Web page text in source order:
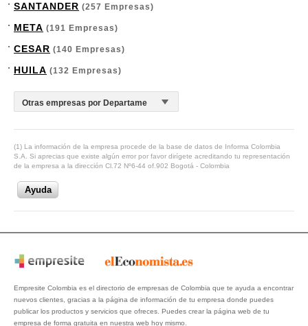
SANTANDER (257 Empresas)
META (191 Empresas)
CESAR (140 Empresas)
HUILA (132 Empresas)
(1) La información de la empresa procede de la base de datos de Informa Colombia
S.A. Si aprecias que existe algún error por favor dirígete acreditando tu representación
de la empresa a la dirección Cl.72 Nº6-44 of.902 Bogotá - Colombia
Ayuda
Empresite Colombia es el directorio de empresas de Colombia que te ayuda a encontrar
nuevos clientes, gracias a la página de información de tu empresa donde puedes
publicar los productos y servicios que ofreces. Puedes crear la página web de tu
empresa de forma gratuita en nuestra web hoy mismo.